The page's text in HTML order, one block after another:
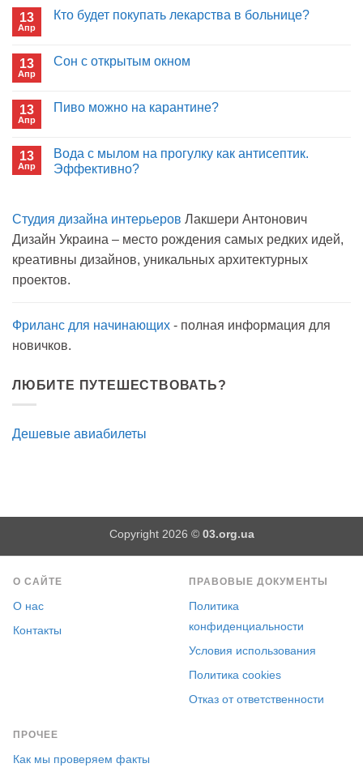
Почему
13
Апр
Кто будет покупать лекарства в больнице?
Кто
в
13
Апр
Сон с открытым окном
Сон
13
Апр
Пиво можно на карантине?
Пиво
можно
13
Апр
Вода с мылом на прогулку как антисептик.
Эффективно?
Вода
мылом
прогулку
антисептик.
Студия дизайна интерьеров Лакшери Антонович
Дизайн Украина – место рождения самых редких идей,
креативны дизайнов, уникальных архитектурных
проектов.
Фриланс для начинающих - полная информация для
новичков.
ЛЮБИТЕ ПУТЕШЕСТВОВАТЬ?
Дешевые авиабилеты
Copyright 2026 © 03.org.ua
О САЙТЕ
О нас
Контакты
ПРАВОВЫЕ ДОКУМЕНТЫ
Политика
конфиденциальности
Условия использования
Политика cookies
Отказ от ответственности
ПРОЧЕЕ
Как мы проверяем факты